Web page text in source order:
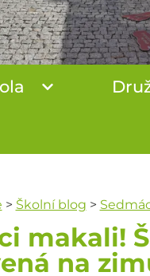
> Školní blog >
makali!
na